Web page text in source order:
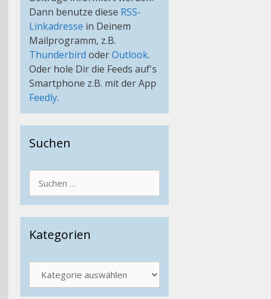
Dann benutze diese RSS-
Linkadresse in Deinem
Mailprogramm, z.B.
Thunderbird oderOutlook.
Oder hole Dir die Feeds auf's
Smartphone z.B. mit der App
Feedly.
Suchen
nach:
Kategorien